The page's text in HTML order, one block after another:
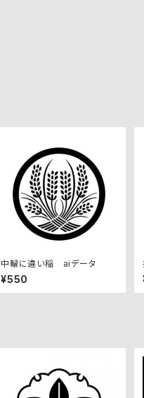
中輪に違い稲 aiデータ
¥550